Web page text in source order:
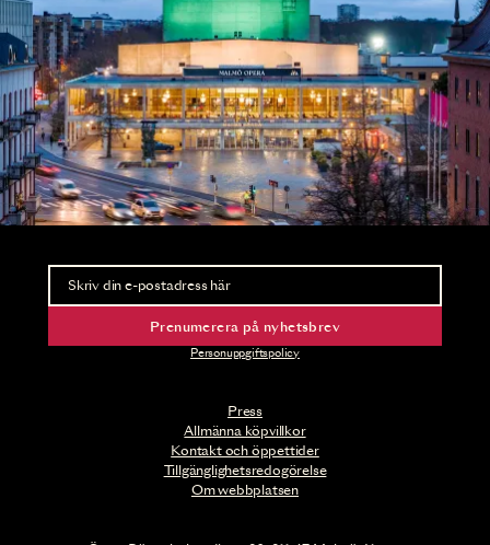
Press
Allmänna köpvillkor
Kontakt och öppettider
Tillgänglighetsredogörelse
Om webbplatsen
Nyhetsbrev
Ta del av förhandsinformation och biljettsläpp.
Prenumerera på nyhetsbrev
Personuppgiftspolicy